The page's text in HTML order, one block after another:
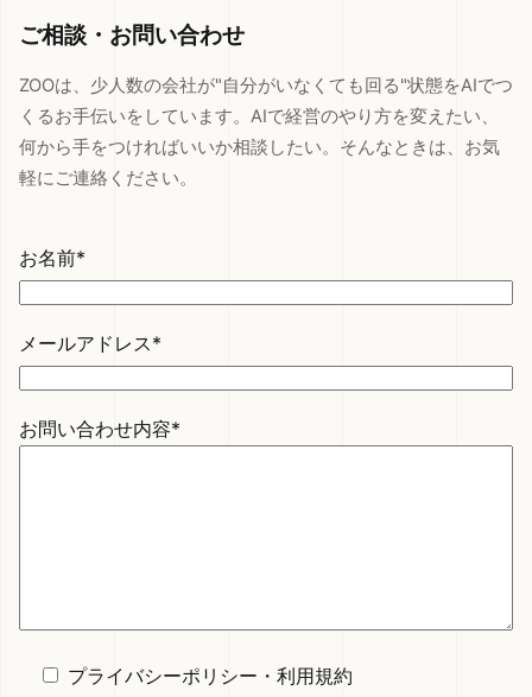
ご相談・お問い合わせ
ZOOは、少人数の会社が"自分がいなくても回る"状態をAIでつ
くるお手伝いをしています。AIで経営のやり方を変えたい、
何から手をつければいいか相談したい。そんなときは、お気
軽にご連絡ください。
お名前*
メールアドレス*
お問い合わせ内容*
プライバシーポリシー ・ 利用規約